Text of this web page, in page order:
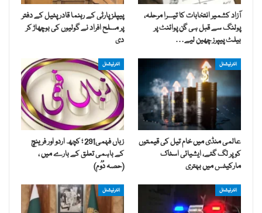
آزاد کشمیر انتخابات کا تیسرا مرحلہ،
پولنگ سے قبل ہی گن پوائنٹ پر
بیلٹ پیپرز چھین لیے…
پیپلز پارٹی کے رہنما قادر پٹیل کے دفتر
پر مسلح افراد نے گولیوں کی بوچھاڑ کر
دی
انٹرنیشنل
عالمی منڈی میں خام تیل کی قیمتوں
کو پر لگ گئے، ایشیائی اسٹاک
مارکیٹس میں بہتری
انٹرنیشنل
زباں فہمی291 ؛ کچھ اردو اور فرینچ
کے باہمی تعلق کے بارے میں ،
(حصہ دُوُم)
انٹرنیشنل انٹرنیشنل